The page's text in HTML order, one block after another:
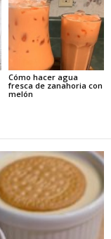
Cómo hacer agua
fresca de zanahoria con
melón